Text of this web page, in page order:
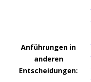
Anführungen in
anderen
Entscheidungen: